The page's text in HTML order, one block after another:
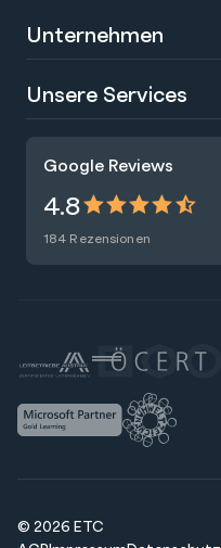
Google Reviews
4.8
184 Rezensionen
Unternehmen
Über uns
Presse
Nachhaltigkeit
Blog
Unsere Services
Raummiete
© 2026 ETC